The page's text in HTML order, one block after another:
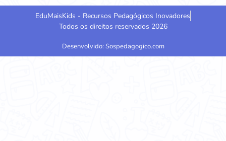
EduMaisKids - Recursos Pedagógicos Inovadores
Todos os direitos reservados 2026
Desenvolvido: Sospedagogico.com